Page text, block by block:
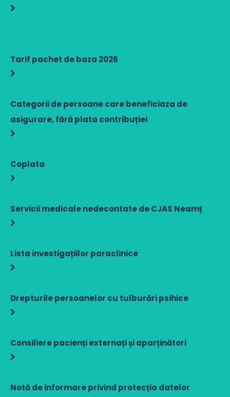
Tarif pachet de baza 2026
Categorii de persoane care beneficiaza de
asigurare, fără plata contribuției
Coplata
Servicii medicale nedecontate de CJAS Neamț
Lista investigațiilor paraclinice
Drepturile persoanelor cu tulburări psihice
Consiliere pacienți externați și aparținători
Notă de informare privind protecția datelor